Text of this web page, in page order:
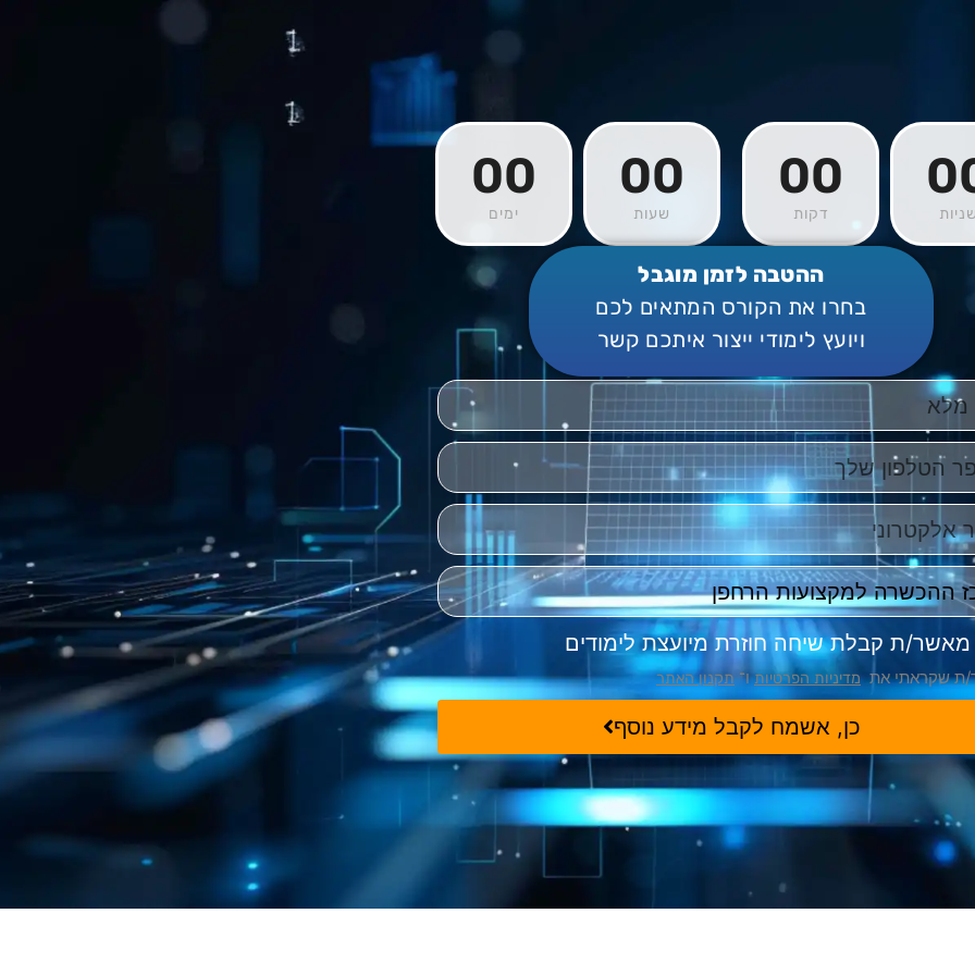
00
ימים
00
שעות
00
דקות
ההטבה לזמן מוגבל
בחרו את הקורס המתאים לכם
ויועץ לימודי ייצור איתכם קשר
מאשר/ת קבלת שיחה חוזרת מיועצת לימודים
ת שקראתי את מדיניות הפרטיותו־ תקנון האתר
כן, אשמח לקבל מידע נוסף